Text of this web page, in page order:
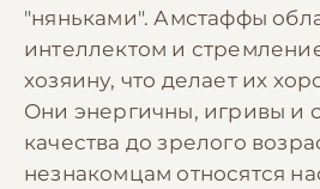
"няньками". Амстаффы
интеллектом и
хозяину, что делает их
Они энергичны, игривы и
качества до зрелого
незнакомцам относятся